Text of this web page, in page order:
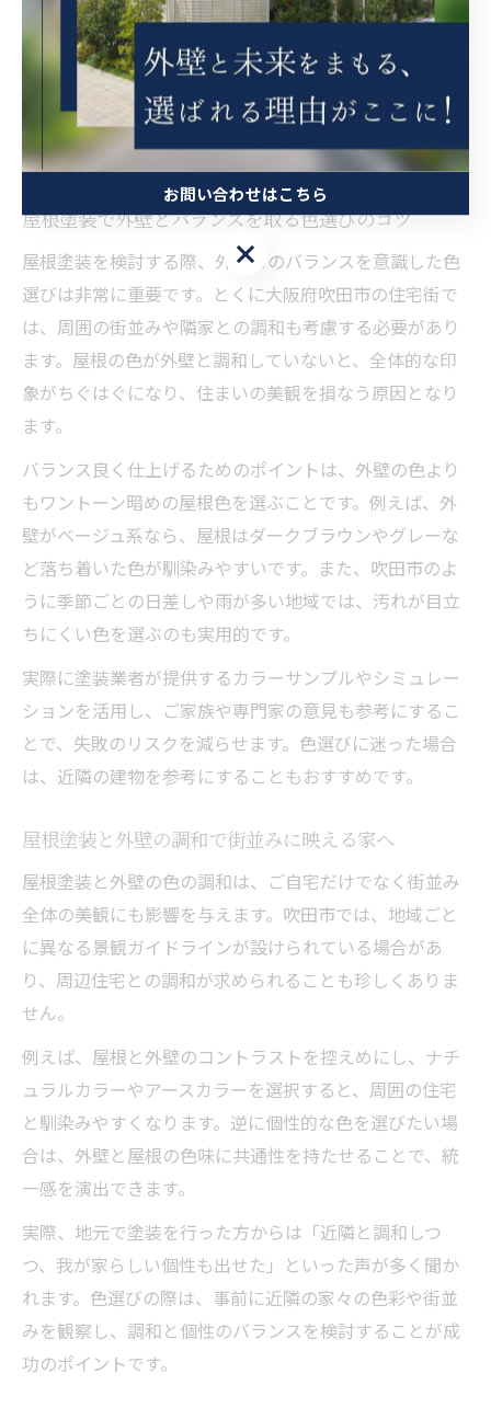
とが、後悔しない屋根塗装につながります。
外壁との調和を考えた屋根塗装選
択術
屋根塗装で外壁とバランスを取る色選びのコツ
屋根塗装を検討する際、外壁とのバランスを意識した色
選びは非常に重要です。とくに大阪府吹田市の住宅街で
は、周囲の街並みや隣家との調和も考慮する必要があり
ます。屋根の色が外壁と調和していないと、全体的な印
象がちぐはぐになり、住まいの美観を損なう原因となり
ます。
バランス良く仕上げるためのポイントは、外壁の色より
もワントーン暗めの屋根色を選ぶことです。例えば、外
壁がベージュ系なら、屋根はダークブラウンやグレーな
ど落ち着いた色が馴染みやすいです。また、吹田市のよ
うに季節ごとの日差しや雨が多い地域では、汚れが目立
ちにくい色を選ぶのも実用的です。
実際に塗装業者が提供するカラーサンプルやシミュレー
ションを活用し、ご家族や専門家の意見も参考にするこ
とで、失敗のリスクを減らせます。色選びに迷った場合
は、近隣の建物を参考にすることもおすすめです。
屋根塗装と外壁の調和で街並みに映える家へ
屋根塗装と外壁の色の調和は、ご自宅だけでなく街並み
全体の美観にも影響を与えます。吹田市では、地域ごと
に異なる景観ガイドラインが設けられている場合があ
り、周辺住宅との調和が求められることも珍しくありま
せん。
例えば、屋根と外壁のコントラストを控えめにし、ナチ
ュラルカラーやアースカラーを選択すると、周囲の住宅
と馴染みやすくなります。逆に個性的な色を選びたい場
合は、外壁と屋根の色味に共通性を持たせることで、統
一感を演出できます。
実際、地元で塗装を行った方からは「近隣と調和しつ
つ、我が家らしい個性も出せた」といった声が多く聞か
れます。色選びの際は、事前に近隣の家々の色彩や街並
みを観察し、調和と個性のバランスを検討することが成
功のポイントです。
お問い合わせはこちら
お問い合わせはこちら